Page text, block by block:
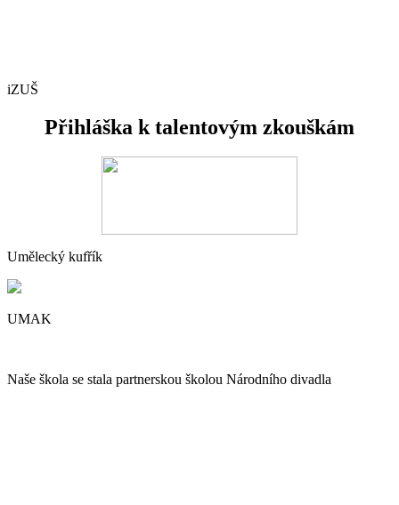
iZUŠ
Přihláška k talentovým zkouškám
Umělecký kufřík
UMAK
Naše škola se stala partnerskou školou Národního divadla